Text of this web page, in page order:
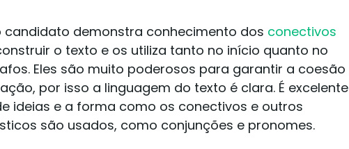
candidato demonstra conhecimento dos conectivos
o texto e os utiliza tanto no início quanto no
Eles são muito poderosos para garantir a coesão
por isso a linguagem do texto é clara. É excelente
ideias e a forma como os conectivos e outros
são usados, como conjunções e pronomes.